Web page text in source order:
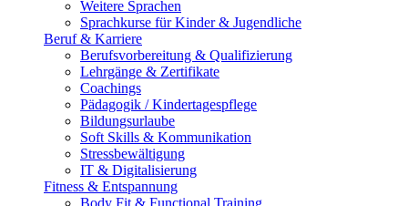
Weitere Sprachen
Sprachkurse für Kinder & Jugendliche
Beruf & Karriere
Berufsvorbereitung & Qualifizierung
Lehrgänge & Zertifikate
Coachings
Pädagogik / Kindertagespflege
Bildungsurlaube
Soft Skills & Kommunikation
Stressbewältigung
IT & Digitalisierung
Fitness & Entspannung
Body Fit & Functional Training